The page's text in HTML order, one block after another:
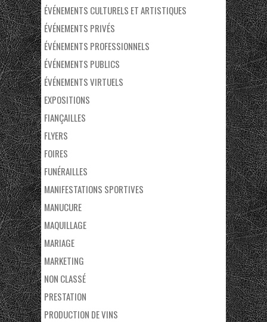
ÉVÉNEMENTS CULTURELS ET ARTISTIQUES
ÉVÉNEMENTS PRIVÉS
ÉVÉNEMENTS PROFESSIONNELS
ÉVÉNEMENTS PUBLICS
ÉVÉNEMENTS VIRTUELS
EXPOSITIONS
FIANÇAILLES
FLYERS
FOIRES
FUNÉRAILLES
MANIFESTATIONS SPORTIVES
MANUCURE
MAQUILLAGE
MARIAGE
MARKETING
NON CLASSÉ
PRESTATION
PRODUCTION DE VINS